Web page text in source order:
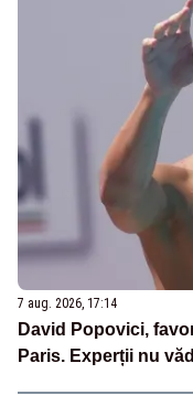
7 aug. 2026, 17:14
David Popovici,
Paris. Experții nu